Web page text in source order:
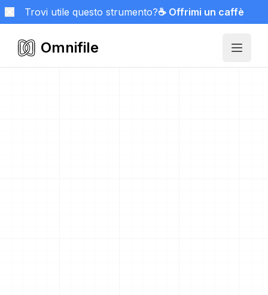
Trovi utile questo strumento?☕ Offrimi un caffè
Omnifile